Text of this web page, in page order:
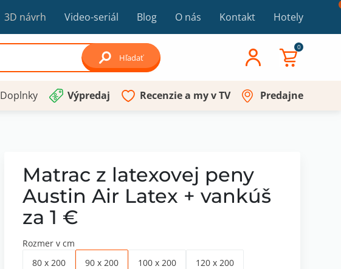
3D návrh Video-seriál Blog O nás Kontakt Hotely
Hľadať
0
Doplnky Výpredaj Recenzie a my v TV Predajne
Matrac z latexovej peny
Austin Air Latex + vankúš
za 1 €
Rozmer v cm
80 x 200
90 x 200 100 x 200 120 x 200